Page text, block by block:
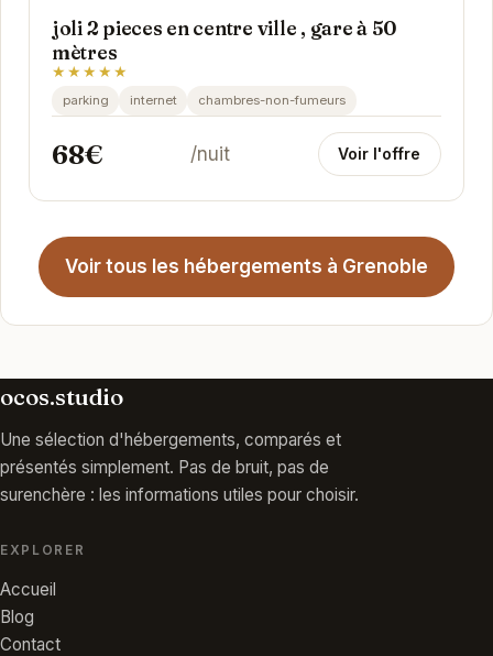
joli 2 pieces en centre ville , gare à 50
mètres
★★★★★
parking internet chambres-non-fumeurs
68€ /nuit Voir l'offre
Voir tous les hébergements à Grenoble
ocos.studio
Une sélection d'hébergements, comparés et
présentés simplement. Pas de bruit, pas de
surenchère : les informations utiles pour choisir.
EXPLORER
Accueil
Blog
Contact